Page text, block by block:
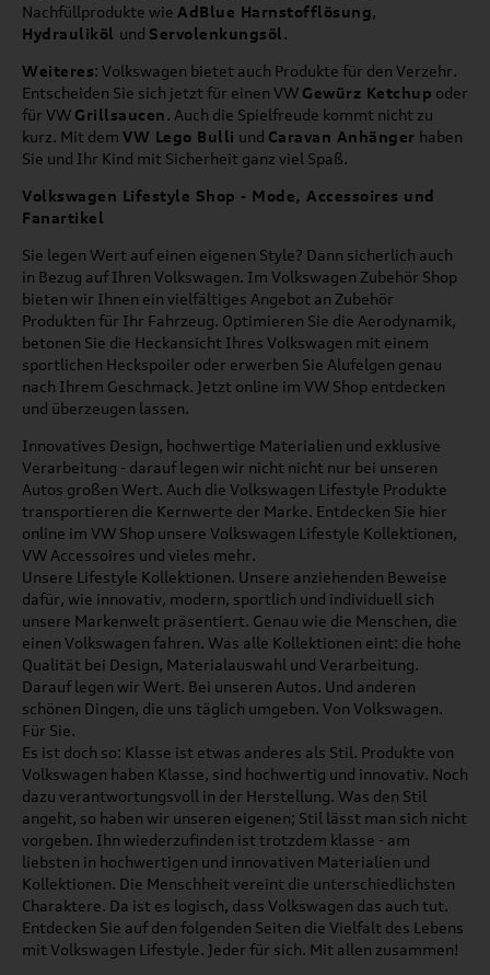
Nachfüllprodukte wie AdBlue Harnstofflösung,
Hydrauliköl und Servolenkungsöl.
Weiteres: Volkswagen bietet auch Produkte für den Verzehr.
Entscheiden Sie sich jetzt für einen VW Gewürz Ketchup oder
für VW Grillsaucen. Auch die Spielfreude kommt nicht zu
kurz. Mit dem VW Lego Bulli und Caravan Anhänger haben
Sie und Ihr Kind mit Sicherheit ganz viel Spaß.
Volkswagen Lifestyle Shop - Mode, Accessoires und
Fanartikel
Sie legen Wert auf einen eigenen Style? Dann sicherlich auch
in Bezug auf Ihren Volkswagen. Im Volkswagen Zubehör Shop
bieten wir Ihnen ein vielfältiges Angebot an Zubehör
Produkten für Ihr Fahrzeug. Optimieren Sie die Aerodynamik,
betonen Sie die Heckansicht Ihres Volkswagen mit einem
sportlichen Heckspoiler oder erwerben Sie Alufelgen genau
nach Ihrem Geschmack. Jetzt online im VW Shop entdecken
und überzeugen lassen.
Innovatives Design, hochwertige Materialien und exklusive
Verarbeitung - darauf legen wir nicht nicht nur bei unseren
Autos großen Wert. Auch die Volkswagen Lifestyle Produkte
transportieren die Kernwerte der Marke. Entdecken Sie hier
online im VW Shop unsere Volkswagen Lifestyle Kollektionen,
VW Accessoires und vieles mehr.
Unsere Lifestyle Kollektionen. Unsere anziehenden Beweise
dafür, wie innovativ, modern, sportlich und individuell sich
unsere Markenwelt präsentiert. Genau wie die Menschen, die
einen Volkswagen fahren. Was alle Kollektionen eint: die hohe
Qualität bei Design, Materialauswahl und Verarbeitung.
Darauf legen wir Wert. Bei unseren Autos. Und anderen
schönen Dingen, die uns täglich umgeben. Von Volkswagen.
Für Sie.
Es ist doch so: Klasse ist etwas anderes als Stil. Produkte von
Volkswagen haben Klasse, sind hochwertig und innovativ. Noch
dazu verantwortungsvoll in der Herstellung. Was den Stil
angeht, so haben wir unseren eigenen; Stil lässt man sich nicht
vorgeben. Ihn wiederzufinden ist trotzdem klasse - am
liebsten in hochwertigen und innovativen Materialien und
Kollektionen. Die Menschheit vereint die unterschiedlichsten
Charaktere. Da ist es logisch, dass Volkswagen das auch tut.
Entdecken Sie auf den folgenden Seiten die Vielfalt des Lebens
mit Volkswagen Lifestyle. Jeder für sich. Mit allen zusammen!